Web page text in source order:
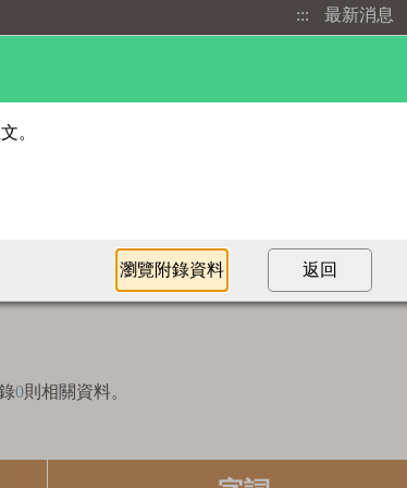
::: 最新消息
0則相關資料。